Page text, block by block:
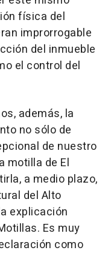
física del
improrrogable
del inmueble
el control del
además, la
no sólo de
de nuestro
motilla de El
a medio plazo,
del Alto
explicación
Es muy
como